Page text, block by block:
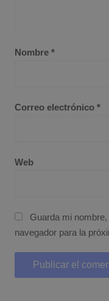
Nombre *
Correo electrónico *
Web
Guarda mi
navegador para la